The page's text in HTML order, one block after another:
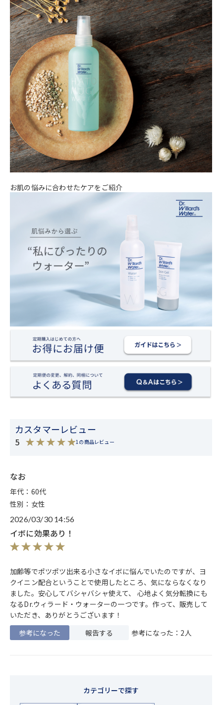
お肌の悩みに合わせたケアをご紹介
カスタマーレビュー
5 1の商品レビュー
なお
年代：60代
性別：女性
2026/03/30 14:56
イボに効果あり！
加齢等でポツポツ出来る小さなイボに悩んでいたのですが、ヨ
クイニン配合ということで使用したところ、気にならなくなり
ました。安心してバシャバシャ使えて、 心地よく気分転換にも
なるDr.ウィラード・ウォーターの一つです。作って、販売して
いただき、ありがとうございます！
参考になった
報告する 参考になった：2人
カテゴリーで探す